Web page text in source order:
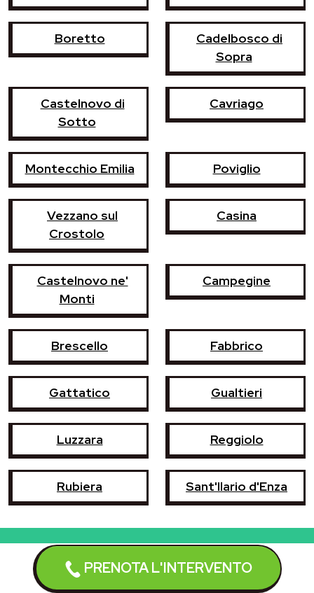
PRENOTA L'INTERVENTO
Boretto
Cadelbosco di
Sopra
Castelnovo di
Sotto
Cavriago
Montecchio Emilia Poviglio
Vezzano sul
Crostolo
Casina
Castelnovo ne'
Monti
Campegine
Brescello Fabbrico
Gattatico Gualtieri
Luzzara Reggiolo
Rubiera Sant'Ilario d'Enza
Prenota l'intervento